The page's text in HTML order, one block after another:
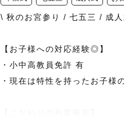
\ 秋のお宮参り / 七五三 / 成
【お子様への対応経験◎】
・小中高教員免許 有
・現在は特性を持ったお子様